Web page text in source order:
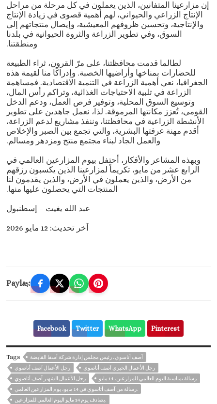
إن مزارعينا المتفانين، الذين يعملون في كل مرحلة من مراحل
الإنتاج الزراعي والحيواني، لهم أهمية قصوى في زيادة الإنتاج
والإنتاجية، وتحسين ظروفهم المعيشية، وإيصال منتجاتهم إلى
السوق، وفي تطوير الزراعة والثروة الحيوانية في بلدنا
ومنطقتنا.
لطالما قدمت محافظتنا، على مرّ القرون، ثراء الطبيعة
للحضارات بمناخها وأراضيها الخصبة. وإدراكًا منا لقيمة هذه
الجغرافيا، نعي أهمية الزراعة في التنمية الاقتصادية. فمساهمة
الزراعة في تلبية الاحتياجات الغذائية، وتراكم رأس المال،
وتوسيع السوق المحلية، وتوفير فرص العمل، ودعم الدخل
القومي، تُعزز مكانتها المرموقة. لذا، نعمل جاهدين على تطوير
الأنشطة الزراعية في محافظتنا، وننفذ مشاريع لدعم الزراعة،
أقدم مهنة عرفتها البشرية، والتي تجمع بين الصبر والإخلاص
والعمل الجاد لبناء مجتمع منتج ومزدهر ومسالم.
وبهذه المشاعر والأفكار، أحتفل بيوم المزارعين العالمي في
الرابع عشر من مايو، تكريماً لمزارعينا الذين يكسبون رزقهم
من الأرض، والذين يعملون في الأرض، والذين يقدمون لنا
المنتجات التي يحصلون عليها منها.
عبد الله يغيت – إسطنبول
آخر تحديث: 12 مايو 2026
Paylaş:
Facebook Twitter WhatsApp Pinterest
Tags
آصف أتاسوي، رئيس مجلس إدارة شركة أسفا القابضة
رجل الأعمال آصف أتاصوي
رجل الأعمال الخيري آصف أتاصوي
رجل الأعمال الشهير آصف أتاصوي
رسالة بمناسبة اليوم العالمي للمزارعين، 14 مايو
رسالة من آصف أتاسوي في 14 مايو، يوم المزارعين العالمي.
يصادف يوم 14 مايو اليوم العالمي للمزارعين.